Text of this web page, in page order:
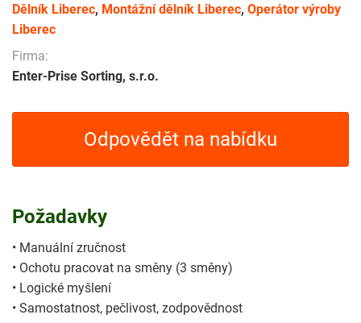
Dělník Liberec, Montážní dělník Liberec, Operátor výroby
Liberec
Firma:
Enter-Prise Sorting, s.r.o.
Odpovědět na nabídku
Požadavky
• Manuální zručnost
• Ochotu pracovat na směny (3 směny)
• Logické myšlení
• Samostatnost, pečlivost, zodpovědnost